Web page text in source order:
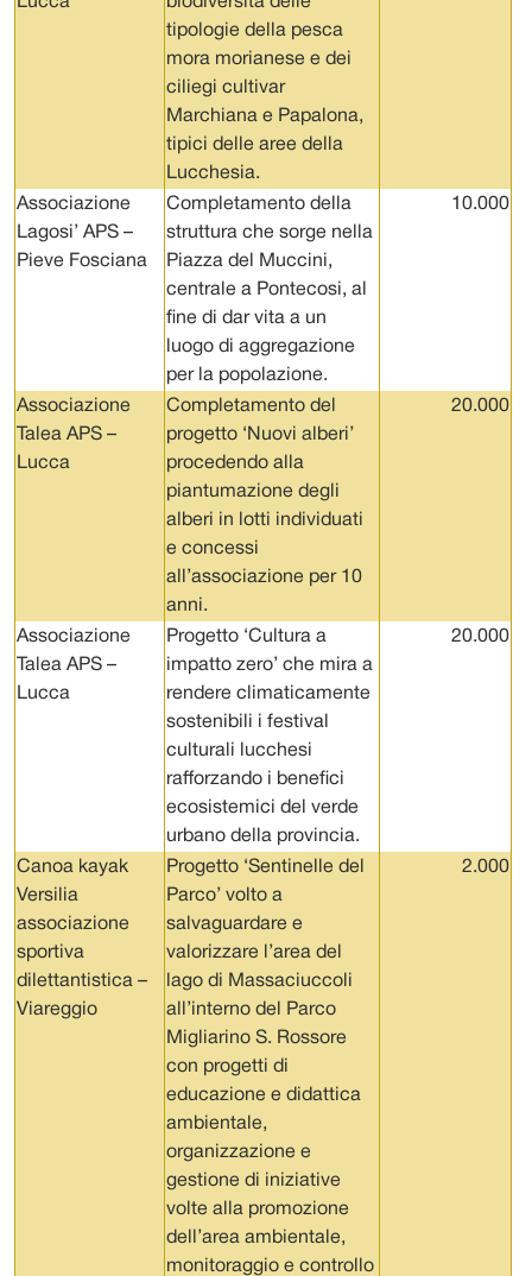
tipologie della pesca
mora morianese e dei
ciliegi cultivar
Marchiana e Papalona,
tipici delle aree della
Lucchesia.
Associazione
Lagosi’ APS –
Pieve Fosciana
Completamento della
struttura che sorge nella
Piazza del Muccini,
centrale a Pontecosi, al
fine di dar vita a un
luogo di aggregazione
per la popolazione.
10.000
Associazione
Talea APS –
Lucca
Completamento del
progetto ‘Nuovi alberi’
procedendo alla
piantumazione degli
alberi in lotti individuati
e concessi
all’associazione per 10
anni.
20.000
Associazione
Talea APS –
Lucca
Progetto ‘Cultura a
impatto zero’ che mira a
rendere climaticamente
sostenibili i festival
culturali lucchesi
rafforzando i benefici
ecosistemici del verde
urbano della provincia.
20.000
Canoa kayak
Versilia
associazione
sportiva
dilettantistica –
Viareggio
Progetto ‘Sentinelle del
Parco’ volto a
salvaguardare e
valorizzare l’area del
lago di Massaciuccoli
all’interno del Parco
Migliarino S. Rossore
con progetti di
educazione e didattica
ambientale,
organizzazione e
gestione di iniziative
volte alla promozione
dell’area ambientale,
monitoraggio e controllo
2.000